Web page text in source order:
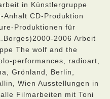
in Künstlergruppe
Anhalt CD-Produktion
Produktionen für
2006 Arbeit
The wolf and the
performances, radioart,
Grönland, Berlin,
Wien Ausstellungen in
Filmarbeiten mit Toni